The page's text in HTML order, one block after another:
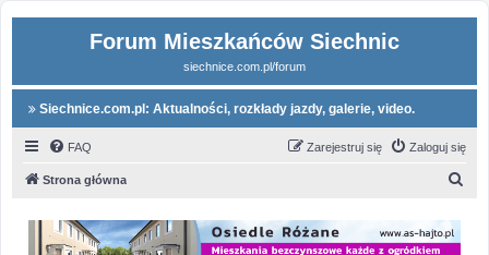
Forum Mieszkańców Siechnic
siechnice.com.pl/forum
Siechnice.com.pl: Aktualności, rozkłady jazdy, galerie, video.
FAQ Zaloguj się
Zarejestruj się
Strona główna